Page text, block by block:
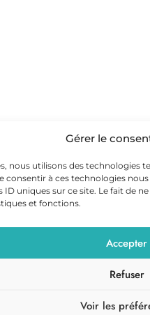
Gérer le
nous utilisons des technologies
consentir à ces technologies
uniques sur ce site. Le fait de
et fonctions.
Accepter
Refuser
Voir les